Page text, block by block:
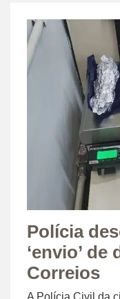
Polícia
‘envio’
Correios